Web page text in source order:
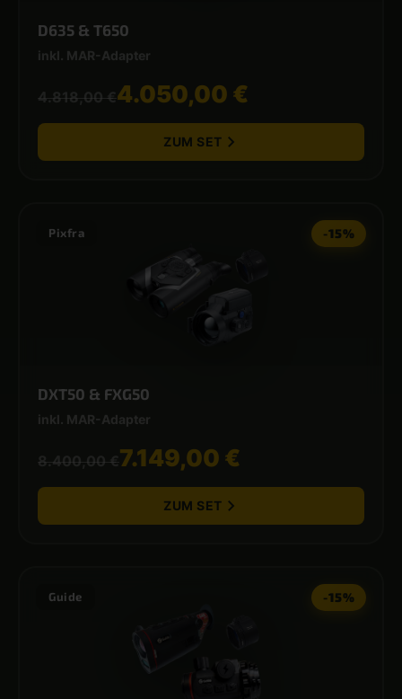
D635 & T650
inkl. MAR-Adapter
4.818,00 € 4.050,00 €
ZUM SET
-15%
Pixfra
DXT50 & FXG50
inkl. MAR-Adapter
8.400,00 € 7.149,00 €
ZUM SET
-15%
Guide